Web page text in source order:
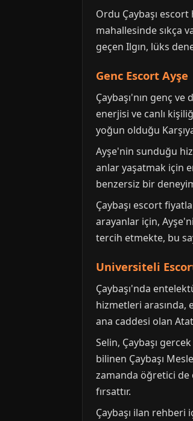
Ordu Çaybaşı
mahallesinde sıkça
geçen Ilgın, lüks
Genc Escort Ayşe
Çaybaşı'nın genç
enerjisi ve canlı
yoğun olduğu
Ayşe'nin sunduğu
anlar yaşatmak için
benzersiz bir
Çaybaşı escort
arayanlar için,
tercih etmekte, bu
Universiteli
Çaybaşı'nda
hizmetleri arasında,
ana caddesi olan
Selin, Çaybaşı
bilinen Çaybaşı
zamanda öğretici de
fırsattır.
Çaybaşı ilan